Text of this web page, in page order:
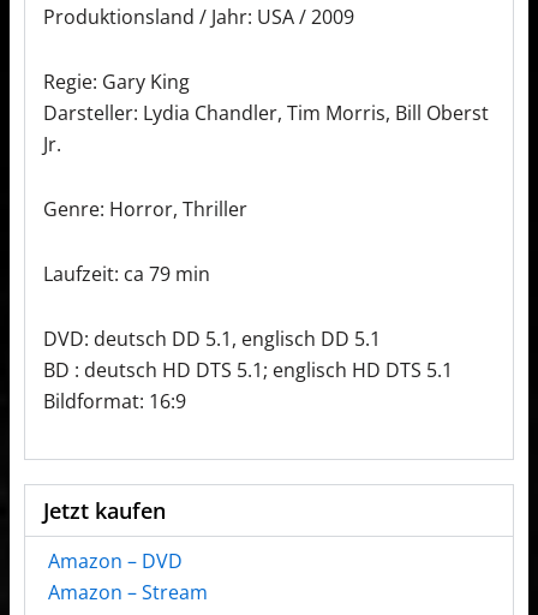
Produktionsland / Jahr: USA / 2009
Regie: Gary King
Darsteller: Lydia Chandler, Tim Morris, Bill Oberst
Jr.
Genre: Horror, Thriller
Laufzeit: ca 79 min
DVD: deutsch DD 5.1, englisch DD 5.1
BD : deutsch HD DTS 5.1; englisch HD DTS 5.1
Bildformat: 16:9
Jetzt kaufen
Amazon – DVD
Amazon – Stream